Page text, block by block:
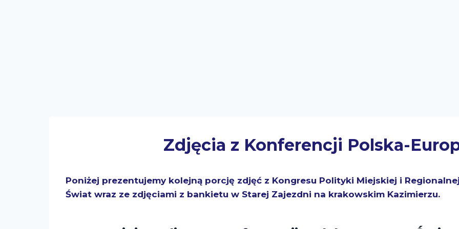
Zdjęcia z Konferencji Polska-
Poniżej prezentujemy kolejną porcję zdjęć z Kongresu Polityki Miejskiej i
Świat wraz ze zdjęciami z bankietu w Starej Zajezdni na krakowskim Kazimierzu.